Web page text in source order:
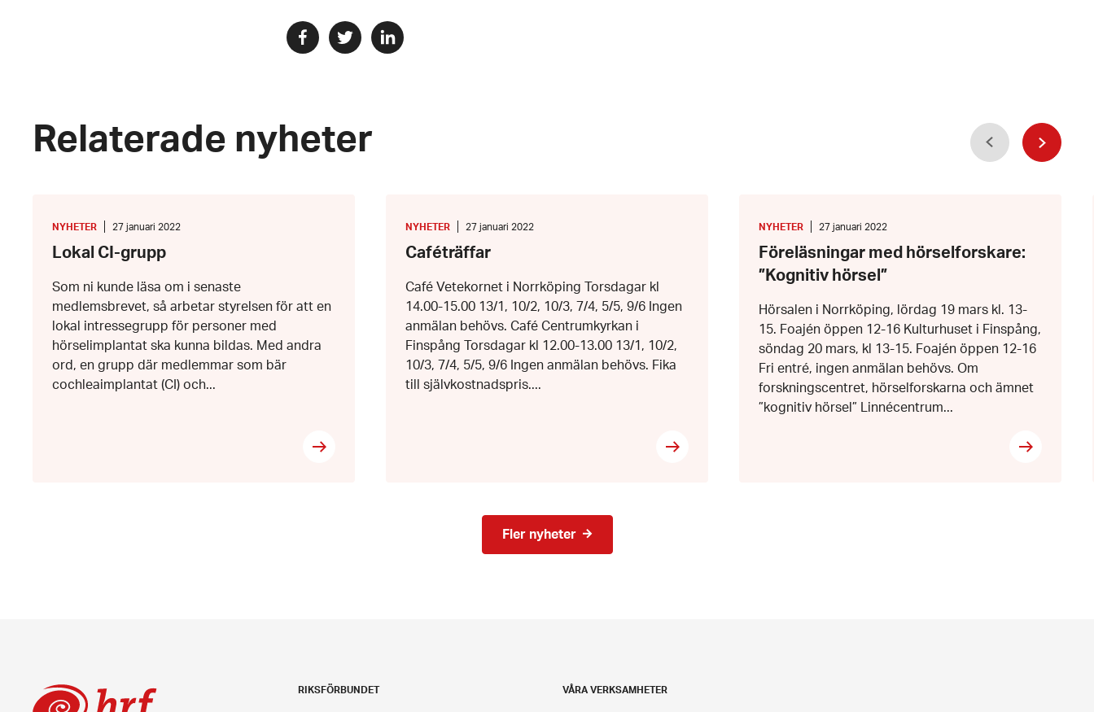
Dela
via
facebook
Dela
via
twitter
Dela
via
linkedin
Relaterade nyheter Föregående
gruppKATEGORI
NYHETER
Datum:
januari
27 januari 2022
Lokal CI-grupp
Som ni kunde läsa om i senaste
medlemsbrevet, så arbetar styrelsen för att en
lokal intressegrupp för personer med
hörselimplantat ska kunna bildas. Med andra
ord, en grupp där medlemmar som bär
cochleaimplantat (CI) och...
KATEGORI
NYHETER
Datum:
januari
27 januari 2022
Caféträffar
Café Vetekornet i Norrköping Torsdagar kl
14.00-15.00 13/1, 10/2, 10/3, 7/4, 5/5, 9/6 Ingen
anmälan behövs. Café Centrumkyrkan i
Finspång Torsdagar kl 12.00-13.00 13/1, 10/2,
10/3, 7/4, 5/5, 9/6 Ingen anmälan behövs. Fika
till självkostnadspris....
hörselforskare:
hörsel”
KATEGORI
NYHETER
Datum:
januari
27 januari 2022
Föreläsningar med hörselforskare:
”Kognitiv hörsel”
Hörsalen i Norrköping, lördag 19 mars kl. 13-
15. Foajén öppen 12-16 Kulturhuset i Finspång,
söndag 20 mars, kl 13-15. Foajén öppen 12-16
Fri entré, ingen anmälan behövs. Om
forskningscentret, hörselforskarna och ämnet
”kognitiv hörsel” Linnécentrum...
Nästa
Fler nyheter
RIKSFÖRBUNDET VÅRA VERKSAMHETER